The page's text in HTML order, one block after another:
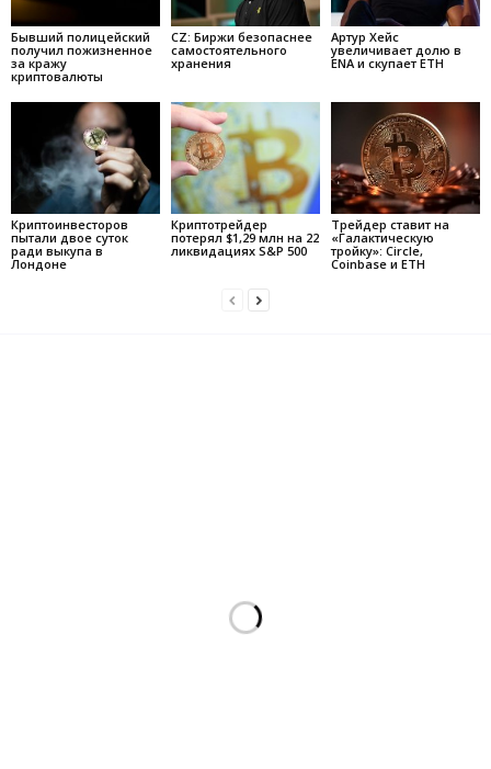
Бывший полицейский
получил пожизненное
за кражу
криптовалюты
CZ: Биржи безопаснее
самостоятельного
хранения
Артур Хейс
увеличивает долю в
ENA и скупает ETH
Криптоинвесторов
пытали двое суток
ради выкупа в
Лондоне
Криптотрейдер
потерял $1,29 млн на 22
ликвидациях S&P 500
Трейдер ставит на
«Галактическую
тройку»: Circle,
Coinbase и ETH